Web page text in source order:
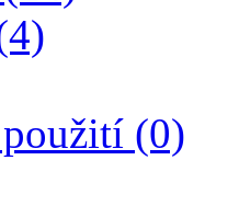
(0)